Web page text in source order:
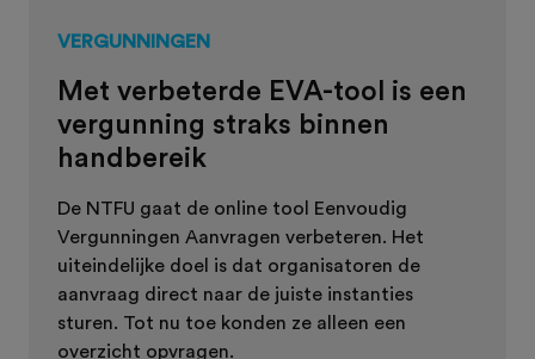
VERGUNNINGEN
Met verbeterde EVA-tool is een
vergunning straks binnen
handbereik
De NTFU gaat de online tool Eenvoudig
Vergunningen Aanvragen verbeteren. Het
uiteindelijke doel is dat organisatoren de
aanvraag direct naar de juiste instanties
sturen. Tot nu toe konden ze alleen een
overzicht opvragen.